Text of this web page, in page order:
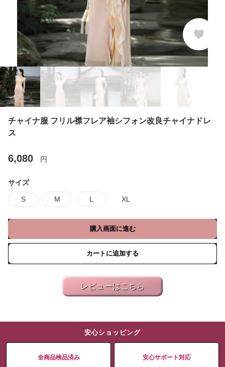
チャイナ服 フリル襟フレア袖シフォン改良チャイナドレ
ス
6,080 円
サイズ
S M L XL
購入画面に進む
カートに追加する
レビューはこちら
安心ショッピング
全商品検品済み 安心サポート対応